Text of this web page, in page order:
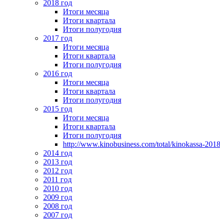
2018 год
Итоги месяца
Итоги квартала
Итоги полугодия
2017 год
Итоги месяца
Итоги квартала
Итоги полугодия
2016 год
Итоги месяца
Итоги квартала
Итоги полугодия
2015 год
Итоги месяца
Итоги квартала
Итоги полугодия
http://www.kinobusiness.com/total/kinokassa-
2014 год
2013 год
2012 год
2011 год
2010 год
2009 год
2008 год
2007 год